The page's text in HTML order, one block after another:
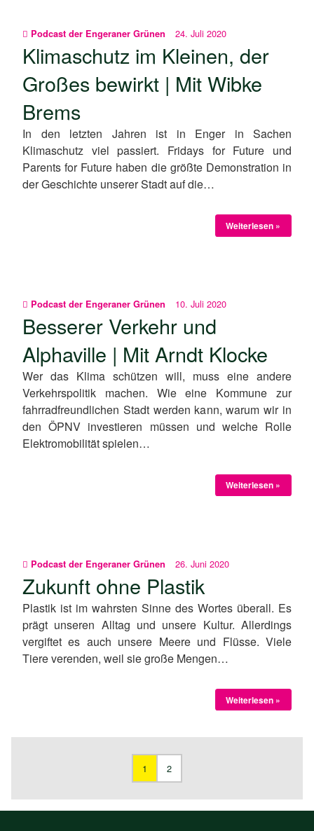
Podcast der Engeraner Grünen 24. Juli 2020
Klimaschutz im Kleinen, der
Großes bewirkt | Mit Wibke
Brems
In den letzten Jahren ist in Enger in Sachen
Klimaschutz viel passiert. Fridays for Future und
Parents for Future haben die größte Demonstration in
der Geschichte unserer Stadt auf die…
Weiterlesen »
Podcast der Engeraner Grünen 10. Juli 2020
Besserer Verkehr und
Alphaville | Mit Arndt Klocke
Wer das Klima schützen will, muss eine andere
Verkehrspolitik machen. Wie eine Kommune zur
fahrradfreundlichen Stadt werden kann, warum wir in
den ÖPNV investieren müssen und welche Rolle
Elektromobilität spielen…
Weiterlesen »
Podcast der Engeraner Grünen 26. Juni 2020
Zukunft ohne Plastik
Plastik ist im wahrsten Sinne des Wortes überall. Es
prägt unseren Alltag und unsere Kultur. Allerdings
vergiftet es auch unsere Meere und Flüsse. Viele
Tiere verenden, weil sie große Mengen…
Weiterlesen »
1 2